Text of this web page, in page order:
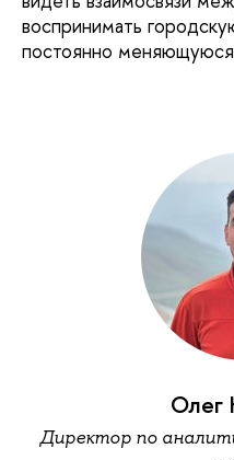
воспринимать
постоянно
Олег
Директор по